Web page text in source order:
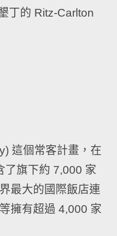
丁的 Ritz-Carlton
這個常客計畫，在
了旗下約 7,000 家
最大的國際飯店連
擁有超過 4,000 家